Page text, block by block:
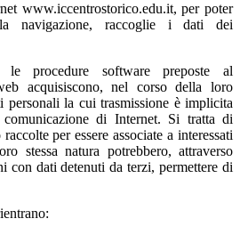
www.iccentrostorico.edu.it, per poter
navigazione, raccoglie i dati dei
procedure software preposte al
acquisiscono, nel corso della loro
personali la cui trasmissione è implicita
di Internet. Si tratta di
per essere associate a interessati
stessa natura potrebbero, attraverso
con dati detenuti da terzi, permettere di